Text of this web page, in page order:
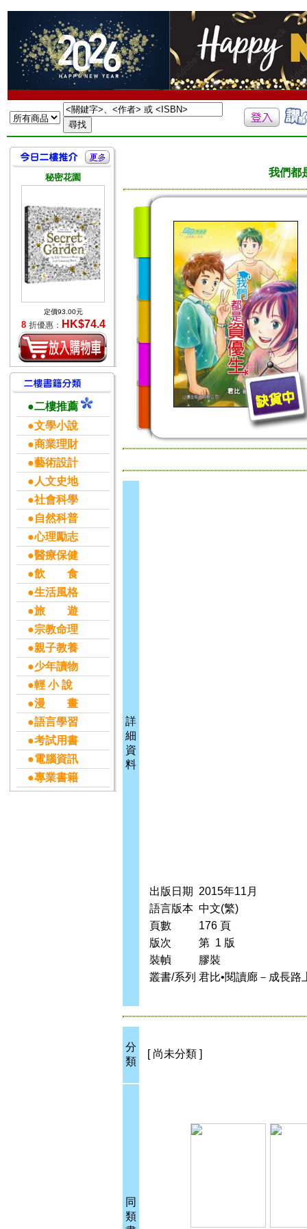
秘密花園
定價93.00元
8 折優惠： HK$74.4
●二樓推薦
●文學小說
●商業理財
●藝術設計
●人文史地
●社會科學
●自然科普
●心理勵志
●醫療保健
●飲 食
●生活風格
●旅 遊
●宗教命理
●親子教養
●少年讀物
●輕 小 說
●漫 畫
●語言學習
●考試用書
●電腦資訊
●專業書籍
我們都
詳
細
資
料
出版日期
2015年11月
語言版本 中文(繁)
頁數
176 頁
版次
第 1 版
裝幀
膠裝
叢書/系列 君比•閱讀廊－成長路
分
類
[ 尚未分類 ]
同
類